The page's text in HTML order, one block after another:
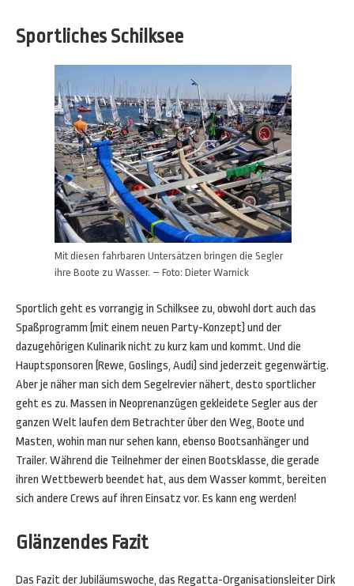
Sportliches Schilksee
Mit diesen fahrbaren Untersätzen bringen die Segler
ihre Boote zu Wasser. – Foto: Dieter Warnick
Sportlich geht es vorrangig in Schilksee zu, obwohl dort auch das
Spaßprogramm (mit einem neuen Party-Konzept) und der
dazugehörigen Kulinarik nicht zu kurz kam und kommt. Und die
Hauptsponsoren (Rewe, Goslings, Audi) sind jederzeit gegenwärtig.
Aber je näher man sich dem Segelrevier nähert, desto sportlicher
geht es zu. Massen in Neoprenanzügen gekleidete Segler aus der
ganzen Welt laufen dem Betrachter über den Weg, Boote und
Masten, wohin man nur sehen kann, ebenso Bootsanhänger und
Trailer. Während die Teilnehmer der einen Bootsklasse, die gerade
ihren Wettbewerb beendet hat, aus dem Wasser kommt, bereiten
sich andere Crews auf ihren Einsatz vor. Es kann eng werden!
Glänzendes Fazit
Das Fazit der Jubiläumswoche, das Regatta-Organisationsleiter Dirk